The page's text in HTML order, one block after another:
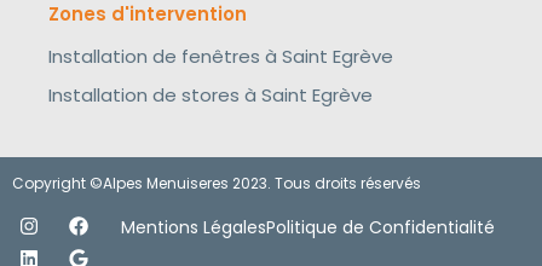
Zones d'intervention
Installation de fenêtres à Saint Egrève
Installation de stores à Saint Egrève
Copyright ©Alpes Menuiseres 2023. Tous droits réservés
Mentions LégalesPolitique de Confidentialité